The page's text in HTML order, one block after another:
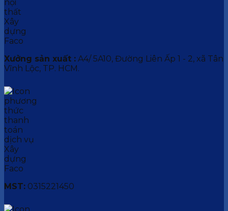
Xưởng sản xuất : A4/ 5A10, Đường Liên Ấp 1 - 2, xã Tân
Vĩnh Lộc, TP. HCM.
MST: 0315221450